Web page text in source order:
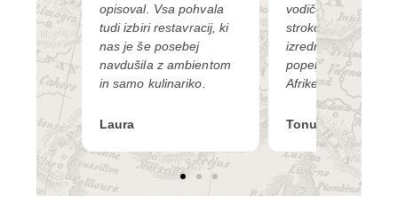
opisoval. Vsa pohvala
tudi izbiri restavracij, ki
nas je še posebej
navdušila z ambientom
in samo kulinariko.
Laura
vodiču, ki nas je z
strokovnim
izrednim čutom do
popeljal v
Afrike.
Tonuška